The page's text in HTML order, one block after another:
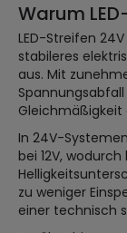
Warum
LED-Streifen
stabileres
aus. Mit
Gleichmäßigkeit
In 24V-
bei 12V,
zu weniger
einer technisch